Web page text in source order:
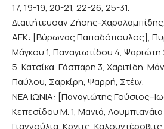
17, 19-19, 20-21, 22-26, 25-31.
Διαιτήτευσαν Ζήσης-Χαραλαμπίδης.
ΑΕΚ: [Βύρωνας Παπαδόπουλος],
Μάγκου 1, Παναγιωτίδου 4,
5, Κατσίκα, Γάσπαρη 3, Χαριτίδη,
Παύλου, Σαρκίρη, Ψαρρή, Στέιν.
ΝΕΑ ΙΩΝΙΑ: [Παναγιώτης
Κεπεσίδου Μ. 1, Μανιά,
Γιαννούλια, Κρνιτς,